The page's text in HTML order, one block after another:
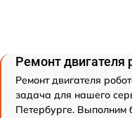
Ремонт двигателя
Ремонт двигателя
задача для нашего
Петербурге. Выполним